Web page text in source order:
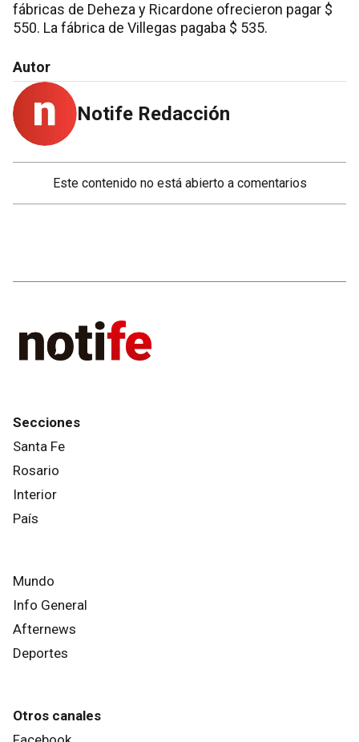
fábricas de Deheza y Ricardone ofrecieron pagar $
550. La fábrica de Villegas pagaba $ 535.
Autor
Notife Redacción
Este contenido no está abierto a comentarios
Secciones
Santa Fe
Rosario
Interior
País
Mundo
Info General
Afternews
Deportes
Otros canales